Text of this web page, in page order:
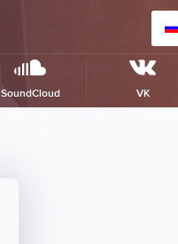
SoundCloud VK